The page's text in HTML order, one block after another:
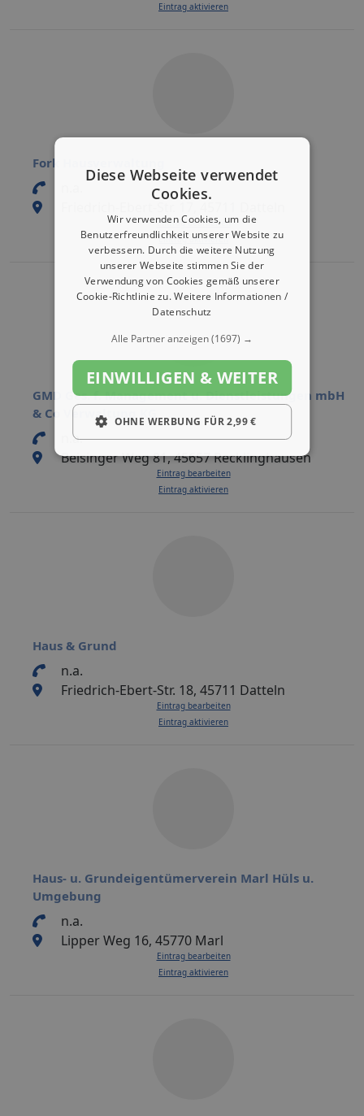
Eintrag aktivieren
Fork Hausverwaltung
Eintrag bearbeiten
Eintrag aktivieren
GMD Ges. f. Management u. Dienstleistungen mbH
& Co Verwaltung KG
n.a.
Beisinger Weg 81, 45657 Recklinghausen
Eintrag bearbeiten
Eintrag aktivieren
Haus & Grund
n.a.
Friedrich-Ebert-Str. 18, 45711 Datteln
Eintrag bearbeiten
Eintrag aktivieren
Haus- u. Grundeigentümerverein Marl Hüls u.
Umgebung
n.a.
Lipper Weg 16, 45770 Marl
Eintrag bearbeiten
Eintrag aktivieren
Diese Webseite verwendet
Cookies.
Wir verwenden Cookies, um die
Benutzerfreundlichkeit unserer Website zu
verbessern. Durch die weitere Nutzung
unserer Webseite stimmen Sie der
Verwendung von Cookies gemäß unserer
Cookie-Richtlinie zu.Weitere Informationen /
Datenschutz
Alle Partner anzeigen(1697) →
EINWILLIGEN & WEITER
OHNE WERBUNG FÜR 2,99 €